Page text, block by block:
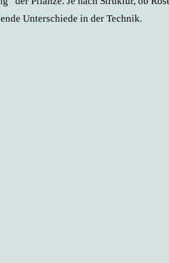
Unterschiede in der Technik.